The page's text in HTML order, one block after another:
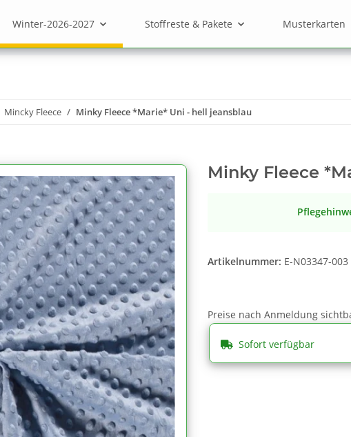
Winter-2026-2027 Stoffreste & Pakete Musterkarten
Mincky Fleece Minky Fleece *Marie* Uni - hell jeansblau
Minky Fleece
Artikelnummer: E-N03347-003
Preise nach Anmeldung
Sofort verfügbar